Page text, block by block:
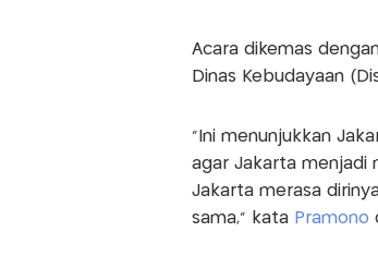
Acara dikemas
Dinas Kebudayaan
"Ini menunjukkan
agar Jakarta menjadi
Jakarta merasa
sama," kataPramono